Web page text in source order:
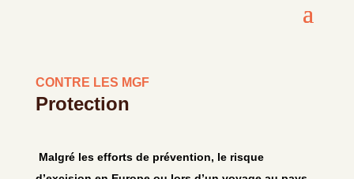
CONTRE LES MGF
Protection
Malgré les efforts de prévention, le risque